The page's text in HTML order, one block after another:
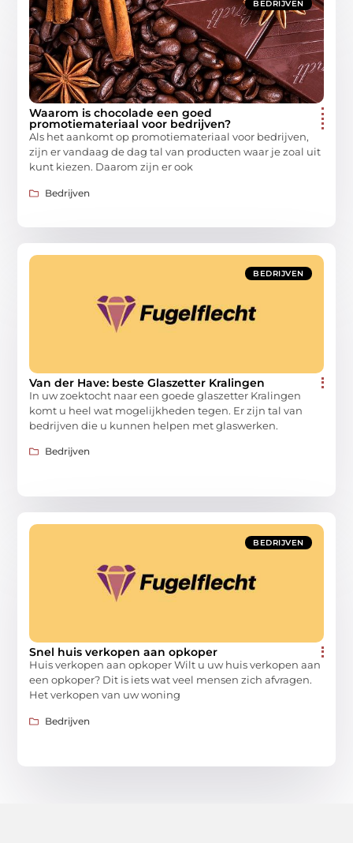
BEDRIJVEN
Waarom is chocolade een goed
promotiemateriaal voor bedrijven?
Als het aankomt op promotiemateriaal voor bedrijven,
zijn er vandaag de dag tal van producten waar je zoal uit
kunt kiezen. Daarom zijn er ook
Bedrijven
BEDRIJVEN
Van der Have: beste Glaszetter Kralingen
In uw zoektocht naar een goede glaszetter Kralingen
komt u heel wat mogelijkheden tegen. Er zijn tal van
bedrijven die u kunnen helpen met glaswerken.
Bedrijven
BEDRIJVEN
Snel huis verkopen aan opkoper
Huis verkopen aan opkoper Wilt u uw huis verkopen aan
een opkoper? Dit is iets wat veel mensen zich afvragen.
Het verkopen van uw woning
Bedrijven